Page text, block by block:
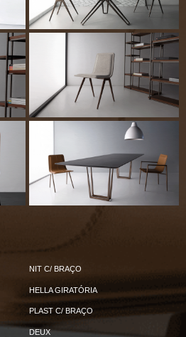
NIT C/ BRAÇO
HELLA GIRATÓRIA
PLAST C/ BRAÇO
DEUX